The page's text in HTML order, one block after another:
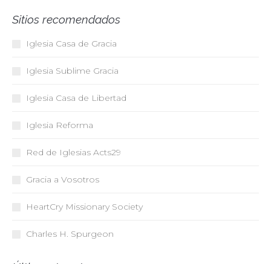
Sitios recomendados
Iglesia Casa de Gracia
Iglesia Sublime Gracia
Iglesia Casa de Libertad
Iglesia Reforma
Red de Iglesias Acts29
Gracia a Vosotros
HeartCry Missionary Society
Charles H. Spurgeon